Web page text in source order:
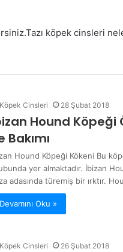
köpek cinsleri
Köpek Cinsleri 28 Şubat 2018
Hound Köpeği
Bakımı
Hound Köpeği Kökeni Bu
yer almaktadır. İbizan
adasında türemiş bir ırktır.
Devamını Oku »
Köpek Cinsleri 26 Şubat 2018